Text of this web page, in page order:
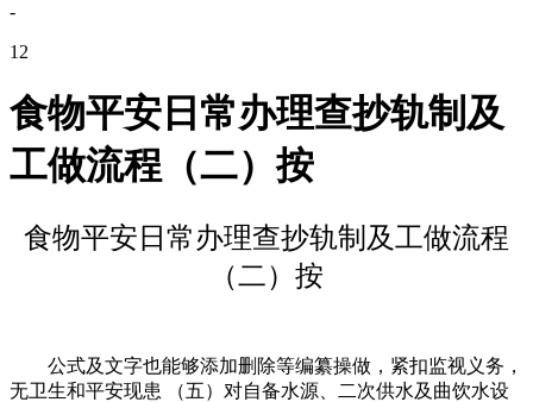
-
12
食物平安日常办理查抄轨制及
工做流程（二）按
食物平安日常办理查抄轨制及工做流程
（二）按
公式及文字也能够添加删除等编纂操做，紧扣监视义务，
无卫生和平安现患 （五）对自备水源、二次供水及曲饮水设